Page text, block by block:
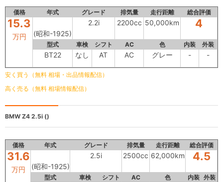
価格 年式 グレード 排気量 走行距離 総合評価
15.3
万円 (昭和-1925)
2.2i 2200cc 50,000km 4
型式 車検 シフト AC 色 内装 外装
BT22 なし AT AC グレー - -
安く買う（無料 相場・出品情報配信）
高く売る（無料 相場情報配信）
BMW Z4 2.5i ()
価格 年式 グレード 排気量 走行距離 総合評価
31.6
万円 (昭和-1925)
2.5i 2500cc 62,000km 4.5
型式 車検 シフト AC 色 内装 外装